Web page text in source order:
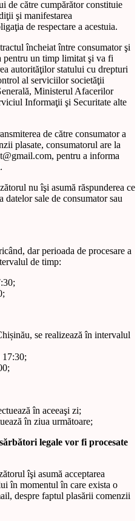
de către cumpărător constituie
şi manifestarea
de respectare a acestuia.
încheiat între consumator şi
pentru un timp limitat şi va fi
autorităţilor statului cu drepturi
al serviciilor societăţii
Ministerul Afacerilor
Informaţii şi Securitate alte
de către consumator a
plasate, consumatorul are la
pentru a informa
nu îşi asumă răspunderea ce
datelor sale de consumator sau
dar perioada de procesare a
de timp:
se realizează în intervalul
în aceeaşi zi;
în ziua următoare;
legale vor fi procesate
îşi asumă acceptarea
în momentul în care exista o
despre faptul plasării comenzii